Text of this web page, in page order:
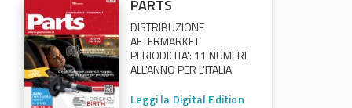
PARTS
DISTRIBUZIONE
AFTERMARKET
PERIODICITA': 11 NUMERI
ALL'ANNO PER L'ITALIA
Leggi la Digital Edition